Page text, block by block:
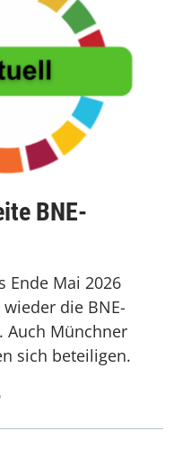
BNE-
Ende Mai 2026
die BNE-
Auch Münchner
sich beteiligen.